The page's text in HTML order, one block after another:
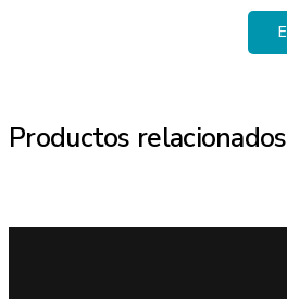
Productos relacionados